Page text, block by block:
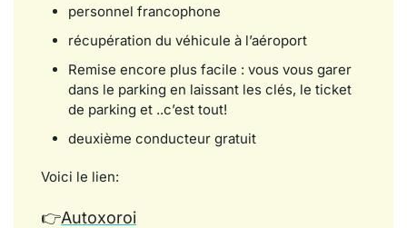
personnel francophone
récupération du véhicule à l’aéroport
Remise encore plus facile : vous vous garer
dans le parking en laissant les clés, le ticket
de parking et ..c’est tout!
deuxième conducteur gratuit
Voici le lien:
👉Autoxoroi